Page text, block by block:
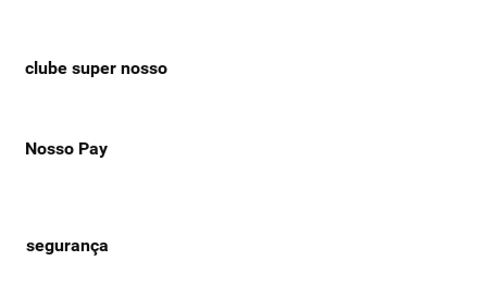
clube super nosso
Nosso Pay